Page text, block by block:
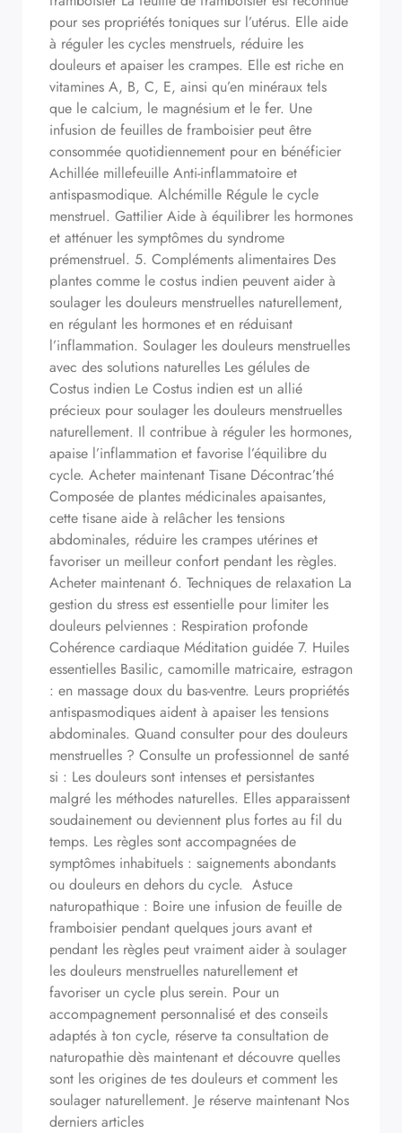
pour ses propriétés toniques sur l’utérus. Elle aide
à réguler les cycles menstruels, réduire les
douleurs et apaiser les crampes. Elle est riche en
vitamines A, B, C, E, ainsi qu’en minéraux tels
que le calcium, le magnésium et le fer. Une
infusion de feuilles de framboisier peut être
consommée quotidiennement pour en bénéficier
Achillée millefeuille Anti-inflammatoire et
antispasmodique. Alchémille Régule le cycle
menstruel. Gattilier Aide à équilibrer les hormones
et atténuer les symptômes du syndrome
prémenstruel. 5. Compléments alimentaires Des
plantes comme le costus indien peuvent aider à
soulager les douleurs menstruelles naturellement,
en régulant les hormones et en réduisant
l’inflammation. Soulager les douleurs menstruelles
avec des solutions naturelles Les gélules de
Costus indien Le Costus indien est un allié
précieux pour soulager les douleurs menstruelles
naturellement. Il contribue à réguler les hormones,
apaise l’inflammation et favorise l’équilibre du
cycle. Acheter maintenant Tisane Décontrac’thé
Composée de plantes médicinales apaisantes,
cette tisane aide à relâcher les tensions
abdominales, réduire les crampes utérines et
favoriser un meilleur confort pendant les règles.
Acheter maintenant 6. Techniques de relaxation La
gestion du stress est essentielle pour limiter les
douleurs pelviennes : Respiration profonde
Cohérence cardiaque Méditation guidée 7. Huiles
essentielles Basilic, camomille matricaire, estragon
: en massage doux du bas-ventre. Leurs propriétés
antispasmodiques aident à apaiser les tensions
abdominales. Quand consulter pour des douleurs
menstruelles ? Consulte un professionnel de santé
si : Les douleurs sont intenses et persistantes
malgré les méthodes naturelles. Elles apparaissent
soudainement ou deviennent plus fortes au fil du
temps. Les règles sont accompagnées de
symptômes inhabituels : saignements abondants
ou douleurs en dehors du cycle. Astuce
naturopathique : Boire une infusion de feuille de
framboisier pendant quelques jours avant et
pendant les règles peut vraiment aider à soulager
les douleurs menstruelles naturellement et
favoriser un cycle plus serein. Pour un
accompagnement personnalisé et des conseils
adaptés à ton cycle, réserve ta consultation de
naturopathie dès maintenant et découvre quelles
sont les origines de tes douleurs et comment les
soulager naturellement. Je réserve maintenant Nos
derniers articles